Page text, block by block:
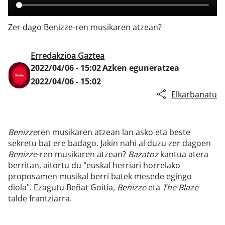
Zer dago Benizze-ren musikaren atzean?
Erredakzioa Gaztea
2022/04/06 - 15:02Azken eguneratzea
2022/04/06 - 15:02
Elkarbanatu
Benizzeren musikaren atzean lan asko eta beste
sekretu bat ere badago. Jakin nahi al duzu zer dagoen
Benizze-ren musikaren atzean? Bazatozkantua atera
berritan, aitortu du "euskal herriari horrelako
proposamen musikal berri batek mesede egingo
diola". Ezagutu Beñat Goitia, Benizzeeta The Blaze
talde frantziarra.